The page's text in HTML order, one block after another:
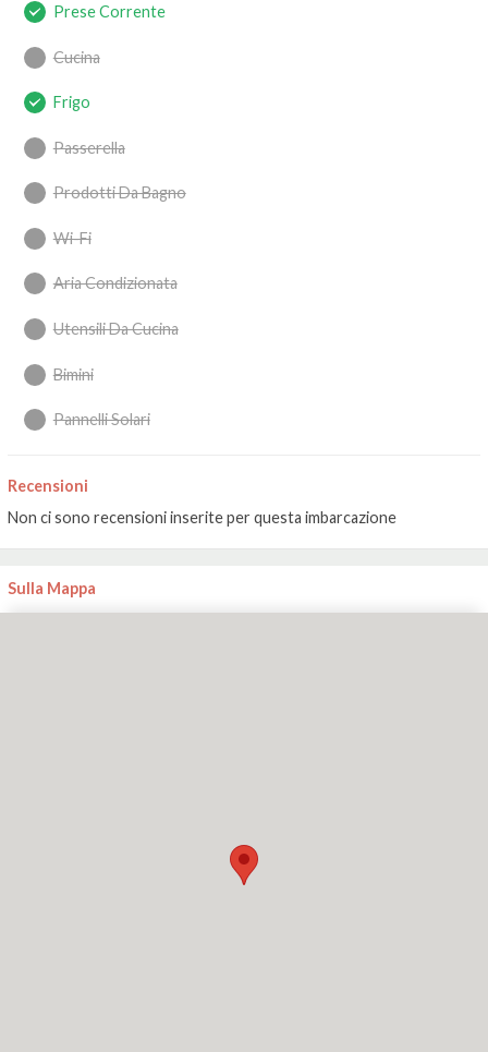
Prese Corrente
Cucina
Frigo
Passerella
Prodotti Da Bagno
Wi-Fi
Aria Condizionata
Utensili Da Cucina
Bimini
Pannelli Solari
Recensioni
Non ci sono recensioni inserite per questa imbarcazione
Sulla Mappa